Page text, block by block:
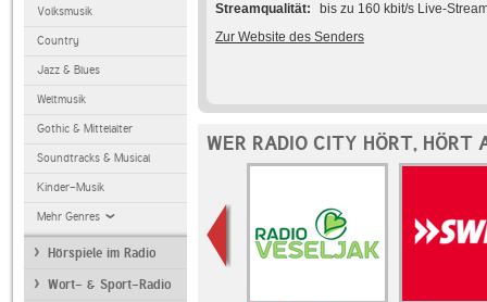
Volksmusik
Country
Jazz & Blues
Weltmusik
Gothic & Mittelalter
Soundtracks & Musical
Kinder-Musik
Mehr Genres
Hörspiele im Radio
Wort- & Sport-Radio
Streamqualität
bis zu 160 kbit/s Live-
Zur Website des Senders
WER RADIO CITY HÖRT, HÖRT